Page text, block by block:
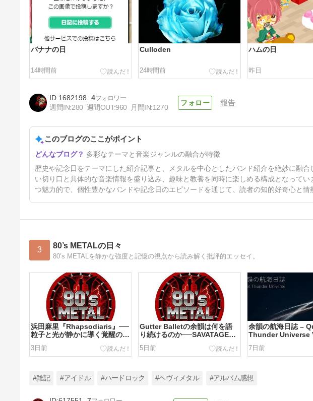
バナナの日
14時間前
Culloden
24時間前
ハムの日
昨日
ハンコの日
2日前
1682198
4
週間IN:280 週間OUT:960 月間IN:1270
報告
このブログのここがポイント
多彩なテーマと音楽ジャンルの融合が特徴
歴史や記念日をテーマにした紹介記事と、メタルを中心としたバンド紹介を絶妙に融
い切り口と具体的な音楽情報を盛り込み、趣味と教養を同時に楽しめる構成となって
つ魅力的で、個性豊かなバンドや記念日のエピソードを通じて、読者の知的好奇心と情
3 80’s METALの日々
80’s METALを静かな強度と記憶の視点から読み解く批評的エッセイ。
浜田麻里『Rhapsodiaris』──
粒子と光が静かに導く覚醒の記
3日前
Gutter Balletの余韻は何を語
り続けるのか──SAVATAGEの
5日前
余韻の航海日誌 –
Thunder Universe
7日前
#雑記 #アイドル #ハードロック #ヘヴィメタル #アルバム感想